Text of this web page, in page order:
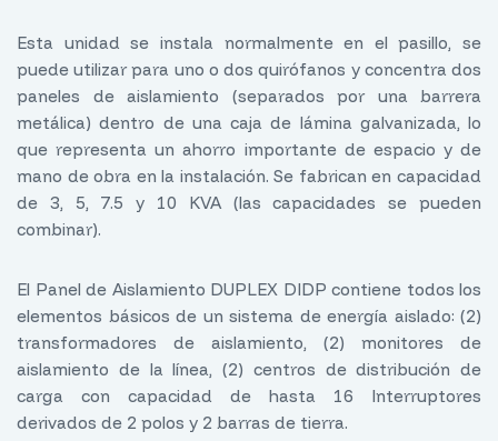
Esta unidad se instala normalmente en el pasillo, se
puede utilizar para uno o dos quirófanos y concentra dos
paneles de aislamiento (separados por una barrera
metálica) dentro de una caja de lámina galvanizada, lo
que representa un ahorro importante de espacio y de
mano de obra en la instalación. Se fabrican en capacidad
de 3, 5, 7.5 y 10 KVA (las capacidades se pueden
combinar).
El Panel de Aislamiento DUPLEX DIDP contiene todos los
elementos básicos de un sistema de energía aislado: (2)
transformadores de aislamiento, (2) monitores de
aislamiento de la línea, (2) centros de distribución de
carga con capacidad de hasta 16 Interruptores
derivados de 2 polos y 2 barras de tierra.